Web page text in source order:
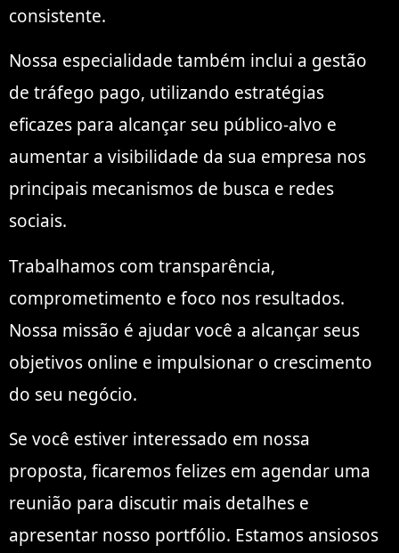
consistente.
Nossa especialidade também inclui a gestão
de tráfego pago, utilizando estratégias
eficazes para alcançar seu público-alvo e
aumentar a visibilidade da sua empresa nos
principais mecanismos de busca e redes
sociais.
Trabalhamos com transparência,
comprometimento e foco nos resultados.
Nossa missão é ajudar você a alcançar seus
objetivos online e impulsionar o crescimento
do seu negócio.
Se você estiver interessado em nossa
proposta, ficaremos felizes em agendar uma
reunião para discutir mais detalhes e
apresentar nosso portfólio. Estamos ansiosos